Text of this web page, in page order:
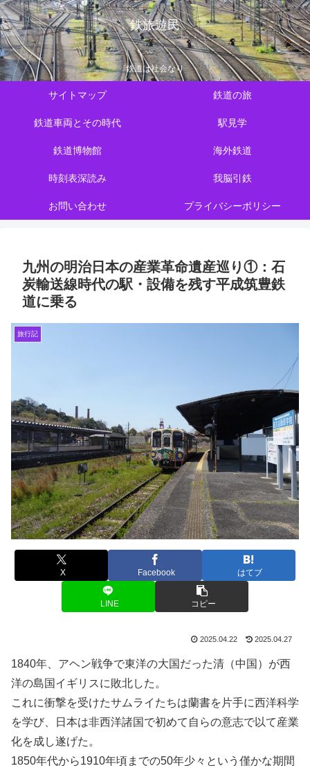
鉄旅遊民
鉄道は社会なり
サイトマップ 鉄道の旅
鉄道車両とその時代 駅見学
鉄道博物館 海外鉄道
時刻表深読み 我脳引鉄
お問い合わせ プライバシーポリシー
九州の明治日本の産業革命遺産巡り①：石
炭輸送線時代の駅・設備を残す平成筑豊鉄
道に乗る
旅行記
X Facebook はてブ
LINE コピー
2025.04.22 2025.04.27
1840年、アヘン戦争で東洋の大国だった清（中国）が西
洋の島国イギリスに敗北した。
これに衝撃を受けたサムライたちは蘭書を片手に西洋科学
を学び、日本は非西洋諸国で初めて自らの意志で以て産業
化を成し遂げた。
1850年代から1910年頃までの50年少々という僅かな期間